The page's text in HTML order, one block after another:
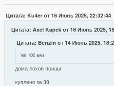
Цитата: Ku4er от 16 Июнь 2025, 22:32:44
Цитата: Axel Kapek от 16 Июнь 2025,
Цитата: Benzin от 14 Июнь 2025,
Val 100 ews
дома лохов поищи
куплено за 38